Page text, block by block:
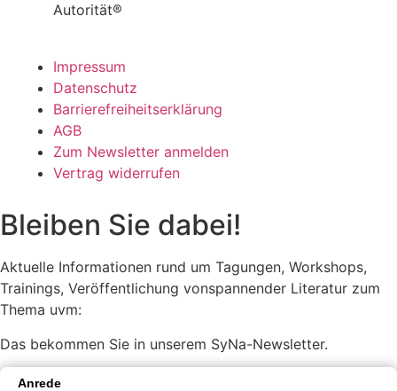
Autorität®
Impressum
Datenschutz
Barrierefreiheitserklärung
AGB
Zum Newsletter anmelden
Vertrag widerrufen
Bleiben Sie dabei!
Aktuelle Informationen rund um Tagungen, Workshops,
Trainings, Veröffentlichung vonspannender Literatur zum
Thema uvm:
Das bekommen Sie in unserem SyNa-Newsletter.
Anrede